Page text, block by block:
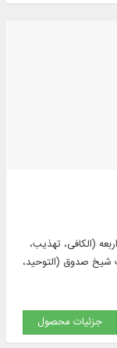
کتب اربعه (الکافی، تهذیب،
شیخ صدوق (التوحید،
جزئیات محصول